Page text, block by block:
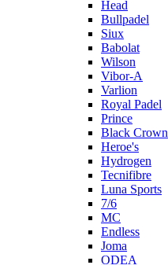
Head
Bullpadel
Siux
Babolat
Wilson
Vibor-A
Varlion
Royal Padel
Prince
Black Crown
Heroe's
Hydrogen
Tecnifibre
Luna Sports
7/6
MC
Endless
Joma
ODEA